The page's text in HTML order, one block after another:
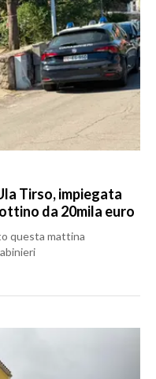
Tirso, impiegata
da 20mila euro
questa mattina